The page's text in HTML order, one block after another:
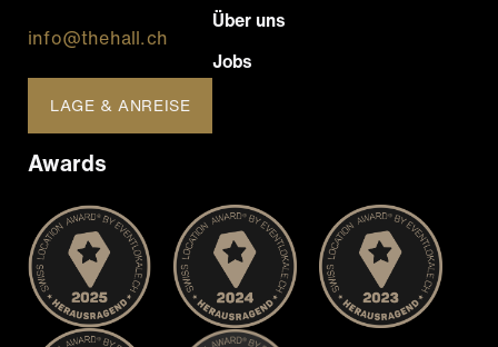
info@thehall.ch
LAGE & ANREISE
Über uns
Jobs
Awards